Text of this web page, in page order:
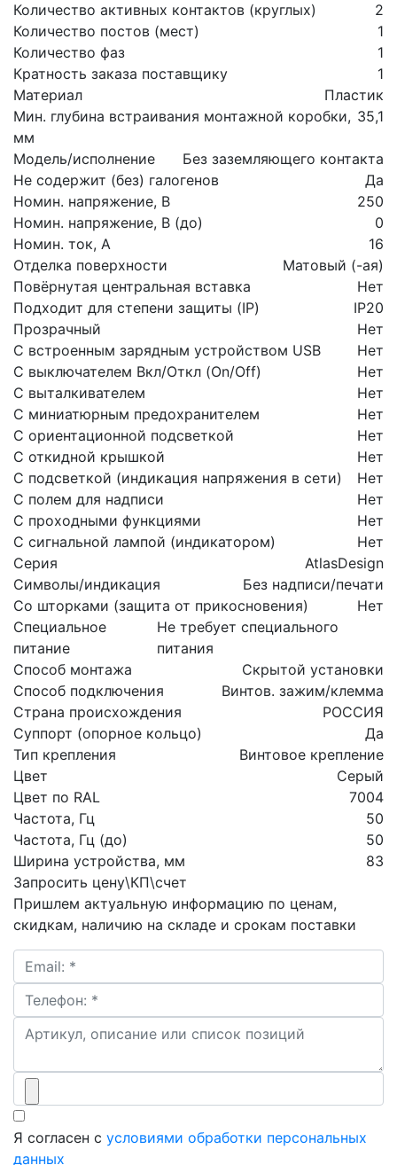
Количество активных контактов (круглых)
2
Количество постов (мест)
1
Количество фаз
1
Кратность заказа поставщику
1
Материал
Пластик
Мин. глубина встраивания монтажной коробки,
мм
35,1
Модель/исполнение
Без заземляющего контакта
Не содержит (без) галогенов
Да
Номин. напряжение, В
250
Номин. напряжение, В (до)
0
Номин. ток, А
16
Отделка поверхности
Матовый (-ая)
Повёрнутая центральная вставка
Нет
Подходит для степени защиты (IP)
IP20
Прозрачный
Нет
С встроенным зарядным устройством USB
Нет
С выключателем Вкл/Откл (On/Off)
Нет
С выталкивателем
Нет
С миниатюрным предохранителем
Нет
С ориентационной подсветкой
Нет
С откидной крышкой
Нет
С подсветкой (индикация напряжения в сети)
Нет
С полем для надписи
Нет
С проходными функциями
Нет
С сигнальной лампой (индикатором)
Нет
Серия
AtlasDesign
Символы/индикация
Без надписи/печати
Со шторками (защита от прикосновения)
Нет
Специальное
питание
Не требует специального
питания
Способ монтажа
Скрытой установки
Способ подключения
Винтов. зажим/клемма
Страна происхождения
РОССИЯ
Суппорт (опорное кольцо)
Да
Тип крепления
Винтовое крепление
Цвет
Серый
Цвет по RAL
7004
Частота, Гц
50
Частота, Гц (до)
50
Ширина устройства, мм
83
Запросить цену\КП\счет
Пришлем актуальную информацию по ценам,
скидкам, наличию на складе и срокам поставки
Я согласен с условиями обработки персональных
данных